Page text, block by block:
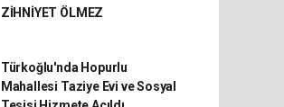
ZİHNİYET ÖLMEZ
Türkoğlu'nda Hopurlu
Mahallesi Taziye Evi ve Sosyal